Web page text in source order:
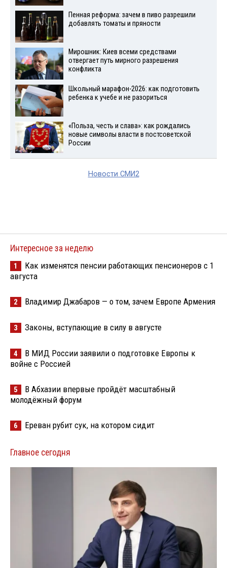
Пенная реформа: зачем в пиво разрешили
добавлять томаты и пряности
Мирошник: Киев всеми средствами
отвергает путь мирного разрешения
конфликта
Школьный марафон-2026: как подготовить
ребенка к учебе и не разориться
«Польза, честь и слава»: как рождались
новые символы власти в постсоветской
России
Новости СМИ2
Интересное за неделю
1
Как изменятся пенсии работающих пенсионеров с 1
августа
2 Владимир Джабаров — о том, зачем Европе Армения
3 Законы, вступающие в силу в августе
4
В МИД России заявили о подготовке Европы к
войне с Россией
5
В Абхазии впервые пройдёт масштабный
молодёжный форум
6 Ереван рубит сук, на котором сидит
Главное сегодня